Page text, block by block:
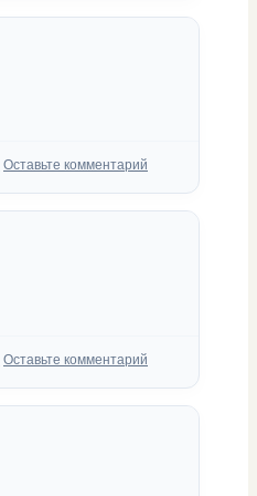
Оставьте комментарий
Оставьте комментарий